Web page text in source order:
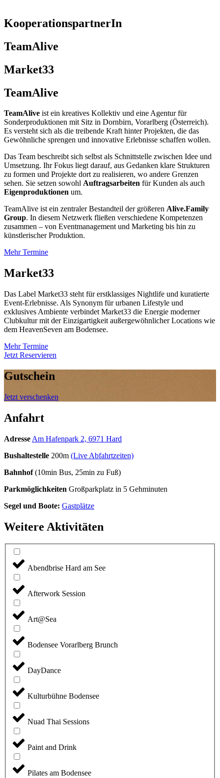
KooperationspartnerIn
TeamAlive
Market33
TeamAlive
TeamAlive ist ein kreatives Kollektiv und eine Agentur für
Sonderproduktionen mit Sitz in Dornbirn, Vorarlberg (Österreich).
Es versteht sich als die treibende Kraft hinter Projekten, die das
Gewöhnliche sprengen und innovative Erlebnisse schaffen wollen.
Das Team beschreibt sich selbst als Schnittstelle zwischen Idee und
Umsetzung. Ihr Fokus liegt darauf, aus Gedanken klare Strukturen
zu formen und Projekte dort zu realisieren, wo andere Grenzen
sehen. Sie setzen sowohl Auftragsarbeiten für Kunden als auch
Eigenproduktionen um.
TeamAlive ist ein zentraler Bestandteil der größeren Alive.Family
Group. In diesem Netzwerk fließen verschiedene Kompetenzen
zusammen – von Eventmanagement und Marketing bis hin zu
künstlerischer Produktion.
Mehr Termine
Market33
Das Label Market33 steht für erstklassiges Nightlife und kuratierte
Event-Erlebnisse. Als Synonym für urbanen Lifestyle und
exklusives Ambiente verbindet Market33 die Energie moderner
Clubkultur mit der Einzigartigkeit außergewöhnlicher Locations wie
dem HeavenSeven am Bodensee.
Mehr Termine
Jetzt Reservieren
Gutschein
Jetzt verschenken
Anfahrt
Adresse Am Hafenpark 2, 6971 Hard
Bushaltestelle 200m (Live Abfahrtzeiten)
Bahnhof(10min Bus, 25min zu Fuß)
Parkmöglichkeiten Großparkplatz in 5 Gehminuten
Segel und Boote: Gastplätze
Weitere Aktivitäten
Abendbrise Hard am See
Afterwork Session
Art@Sea
Bodensee Vorarlberg Brunch
DayDance
Kulturbühne Bodensee
Nuad Thai Sessions
Paint and Drink
Pilates am Bodensee